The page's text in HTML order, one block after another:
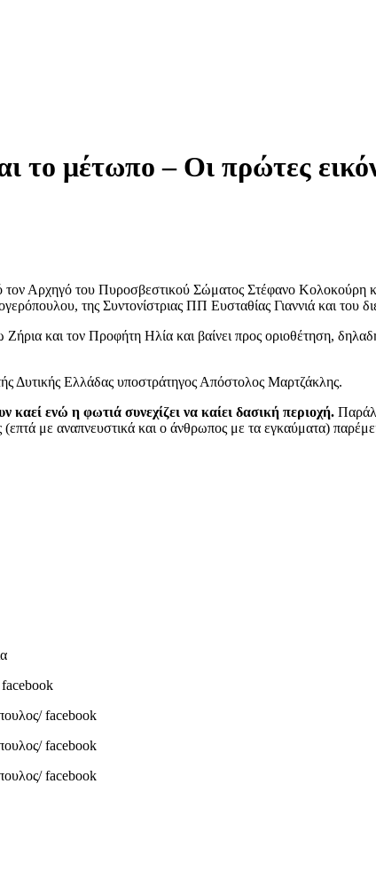
το μέτωπο – Οι πρώτες
Αρχηγό του Πυροσβεστικού Σώματος Στέφανο Κολοκούρη
της Συντονίστριας ΠΠ Ευσταθίας Γιαννιά και του
και τον Προφήτη Ηλία και βαίνει προς οριοθέτηση,
Δυτικής Ελλάδας υποστράτηγος Απόστολος Μαρτζάκλης.
καεί ενώ η φωτιά συνεχίζει να καίει δασική περιοχή.
με αναπνευστικά και ο άνθρωπος με τα εγκαύματα)